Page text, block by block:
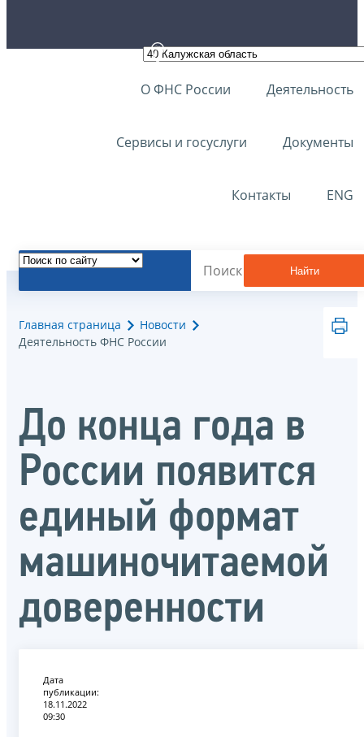
О ФНС России Деятельность
Сервисы и госуслуги Документы
Контакты ENG
Найти
Главная страница
Новости
Деятельность ФНС России
До конца года в
России появится
единый формат
машиночитаемой
доверенности
Дата
публикации:
18.11.2022
09:30